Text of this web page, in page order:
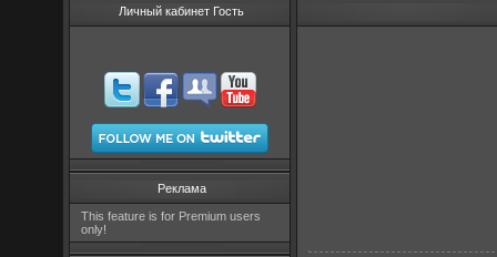
Личный кабинет Гость
Реклама
This feature is for Premium users
only!